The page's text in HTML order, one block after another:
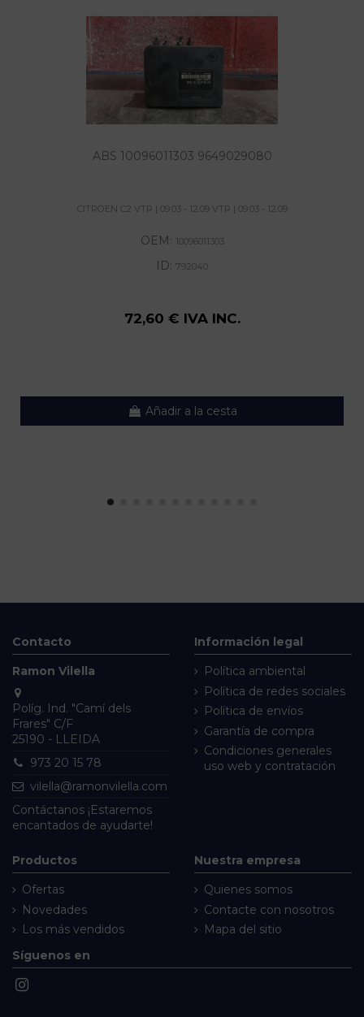
ABS 10096011303 9649029080
CITROEN C2 VTR | 09.03 - 12.09 VTR | 09.03 - 12.09
OEM: 10096011303
ID: 792040
72,60 € IVA INC.
Añadir a la cesta
Contacto
Ramon Vilella
Políg. Ind. "Camí dels
Frares" C/F
25190 - LLEIDA
973 20 15 78
vilella@ramonvilella.com
Contáctanos ¡Estaremos
encantados de ayudarte!
Información legal
Política ambiental
Política de redes sociales
Política de envíos
Garantía de compra
Condiciones generales
uso web y contratación
Productos
Ofertas
Novedades
Los más vendidos
Nuestra empresa
Quienes somos
Contacte con nosotros
Mapa del sitio
Síguenos en